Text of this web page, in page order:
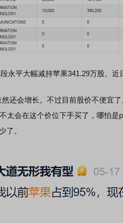
平大幅减持苹果341.29万股。近
会增长。不过目前股价不便宜了
太会在这个价位下手买了，哪怕是
了。